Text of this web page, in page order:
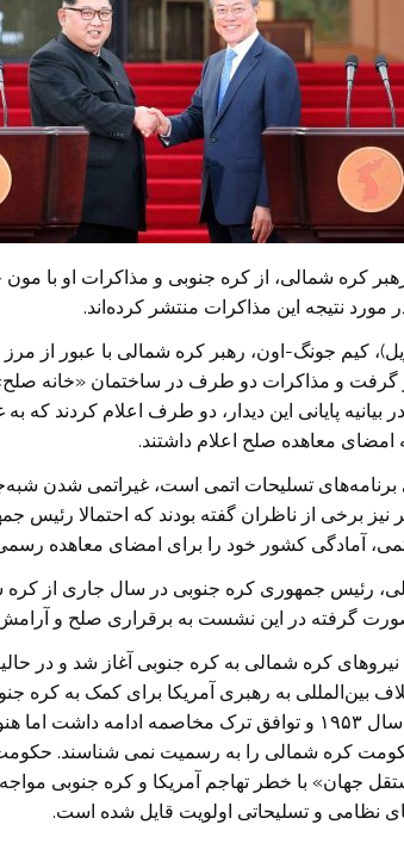
کره شمالی، از کره جنوبی و مذاکرات او با
مورد نتیجه این مذاکرات منتشر کرده‌اند.
۷ اردیبهشت (۲۷ آوریل)، کیم جونگ-اون، رهبر کره شمالی با
و مذاکرات دو طرف در ساختمان «خانه
بیانیه پایانی این دیدار، دو طرف اعلام کردند که
امضای معاهده صلح اعلام داشتند.
برنامه‌های تسلیحات اتمی است، غیراتمی شدن
نیز برخی از ناظران گفته بودند که احتمالا رئیس
آمادگی کشور خود را برای امضای معاهده
رئیس جمهوری کره جنوبی در سال جاری از کره
صورت گرفته در این نشست به برقراری صلح و
سال ۱۹۵۰ با حمله نیروهای کره شمالی به کره جنوبی آغاز
بین‌المللی به رهبری آمریکا برای کمک به کره
تلفات سنگین به هر دو طرف تا سال ۱۹۵۳ و توافق ترک مخاصمه
کره شمالی را به رسمیت نمی شناسند.
جهان» با خطر تهاجم آمریکا و کره جنوبی
نظامی و تسلیحاتی اولویت قایل شده است.